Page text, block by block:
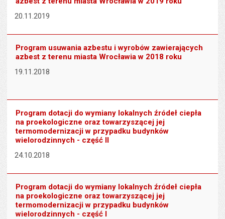
20.11.2019
Program usuwania azbestu i wyrobów zawierających
azbest z terenu miasta Wrocławia w 2018 roku
19.11.2018
Program dotacji do wymiany lokalnych źródeł ciepła
na proekologiczne oraz towarzyszącej jej
termomodernizacji w przypadku budynków
wielorodzinnych - część II
24.10.2018
Program dotacji do wymiany lokalnych źródeł ciepła
na proekologiczne oraz towarzyszącej jej
termomodernizacji w przypadku budynków
wielorodzinnych - część I